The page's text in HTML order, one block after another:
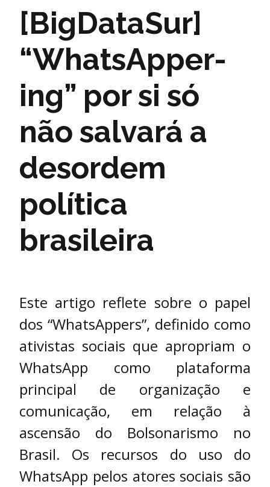
[BigDataSur]
“WhatsApper-
ing” por si só
não salvará a
desordem
política
brasileira
Este artigo reflete sobre o papel
dos “WhatsAppers”, definido como
ativistas sociais que apropriam o
WhatsApp como plataforma
principal de organização e
comunicação, em relação à
ascensão do Bolsonarismo no
Brasil. Os recursos do uso do
WhatsApp pelos atores sociais são